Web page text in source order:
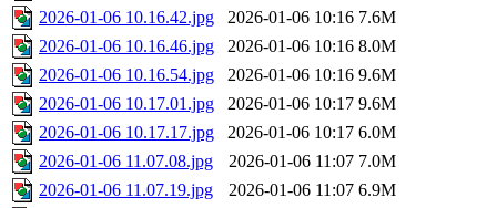
2026-01-06 10.16.42.jpg
2026-01-06 10:16 7.6M
2026-01-06 10.16.46.jpg
2026-01-06 10:16 8.0M
2026-01-06 10.16.54.jpg
2026-01-06 10:16 9.6M
2026-01-06 10.17.01.jpg
2026-01-06 10:17 9.6M
2026-01-06 10.17.17.jpg
2026-01-06 10:17 6.0M
2026-01-06 11.07.08.jpg
2026-01-06 11:07 7.0M
2026-01-06 11.07.19.jpg
2026-01-06 11:07 6.9M